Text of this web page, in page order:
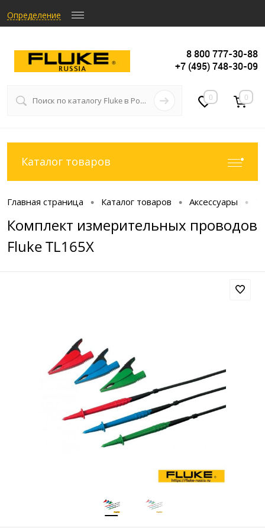
Определение
8 800 777-30-88
+7 (495) 748-30-09
0 0
Каталог товаров
Главная страница • Каталог товаров • Аксессуары •
Комплект измерительных проводов
Fluke TL165X